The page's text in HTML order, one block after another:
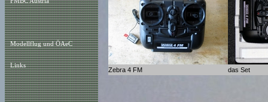
Modellflug und ÖAeC
Links
Zebra 4 FM das Set